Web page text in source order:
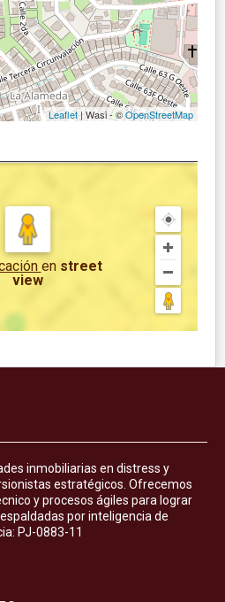
Leaflet| Wasi - ©OpenStreetMap
en street
view
inmobiliarias en distress y
estratégicos. Ofrecemos
y procesos ágiles para lograr
por inteligencia de
PJ-0883-11